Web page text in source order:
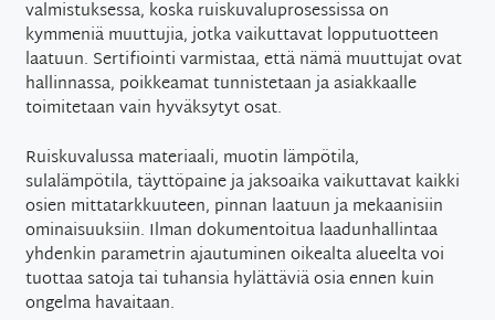
valmistuksessa, koska ruiskuvaluprosessissa on
kymmeniä muuttujia, jotka vaikuttavat lopputuotteen
laatuun. Sertifiointi varmistaa, että nämä muuttujat ovat
hallinnassa, poikkeamat tunnistetaan ja asiakkaalle
toimitetaan vain hyväksytyt osat.
Ruiskuvalussa materiaali, muotin lämpötila,
sulalämpötila, täyttöpaine ja jaksoaika vaikuttavat kaikki
osien mittatarkkuuteen, pinnan laatuun ja mekaanisiin
ominaisuuksiin. Ilman dokumentoitua laadunhallintaa
yhdenkin parametrin ajautuminen oikealta alueelta voi
tuottaa satoja tai tuhansia hylättäviä osia ennen kuin
ongelma havaitaan.